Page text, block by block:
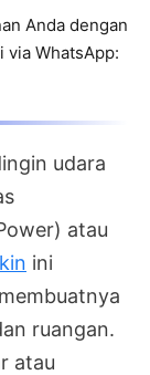
Anda dengan
via WhatsApp:
udara
atau
ini
ruangan.
atau